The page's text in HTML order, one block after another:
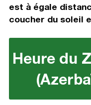
est à égale
coucher du soleil
Heure du